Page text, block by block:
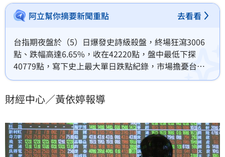
阿立幫你摘要新聞重點 去看看
台指期夜盤於（5）日爆發史詩級殺盤，終場狂瀉3006
點、跌幅高達6.65%，收在42220點，盤中最低下探
40779點，寫下史上最大單日跌點紀錄，市場擔憂台股
週一將面臨危機。對此，資深分析師陳玠儒也曝光「自
財經中心／黃依婷報導